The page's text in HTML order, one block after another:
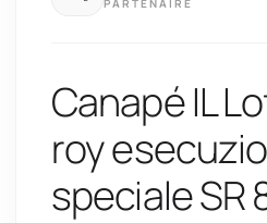
Canapé IL
roy
speciale SR